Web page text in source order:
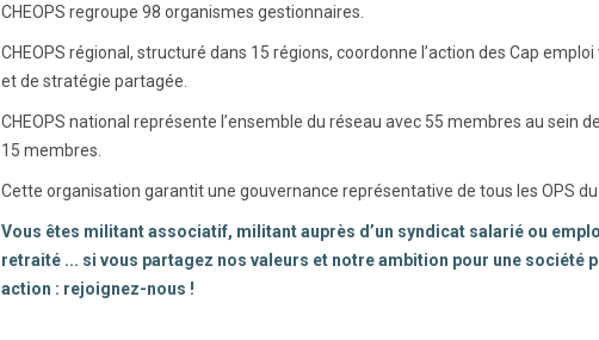
CHEOPS regroupe 98 organismes gestionnaires.
CHEOPS régional, structuré dans 15 régions, coordonne l’action des Cap
et de stratégie partagée.
CHEOPS national représente l’ensemble du réseau avec 55 membres au sein
15 membres.
Cette organisation garantit une gouvernance représentative de tous les OPS
Vous êtes militant associatif, militant auprès d’un syndicat salarié ou
retraité ... si vous partagez nos valeurs et notre ambition pour une société
action : rejoignez-nous !